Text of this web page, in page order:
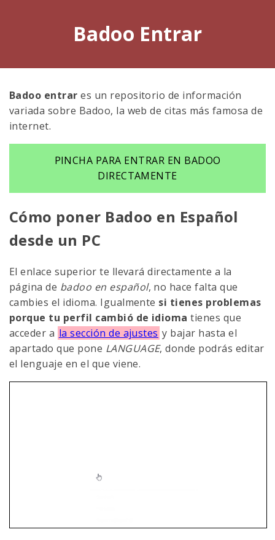
Badoo Entrar
Badoo entrar es un repositorio de información
variada sobre Badoo, la web de citas más famosa de
internet.
PINCHA PARA ENTRAR EN BADOO
DIRECTAMENTE
Cómo poner Badoo en Español
desde un PC
El enlace superior te llevará directamente a la
página de badoo en español, no hace falta que
cambies el idioma. Igualmente si tienes problemas
porque tu perfil cambió de idioma tienes que
acceder a la sección de ajustes y bajar hasta el
apartado que pone LANGUAGE, donde podrás editar
el lenguaje en el que viene.